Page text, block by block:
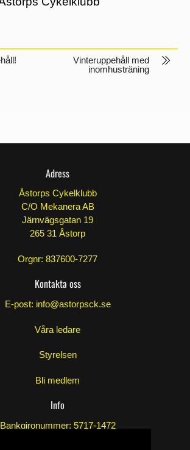
Vinteruppehåll med
inomhusträning
Adress
Åstorps Cykelklubb
C/O Mekanera AB
Järnvägsgatan 19
265 31 Åstorp
Orgnr: 837600-7277
Kontakta oss
E-post: info@astorpsck.se
Våra ledare
Styrelsen
Bli medlem
Info
Bankgironummer: 5717-1472